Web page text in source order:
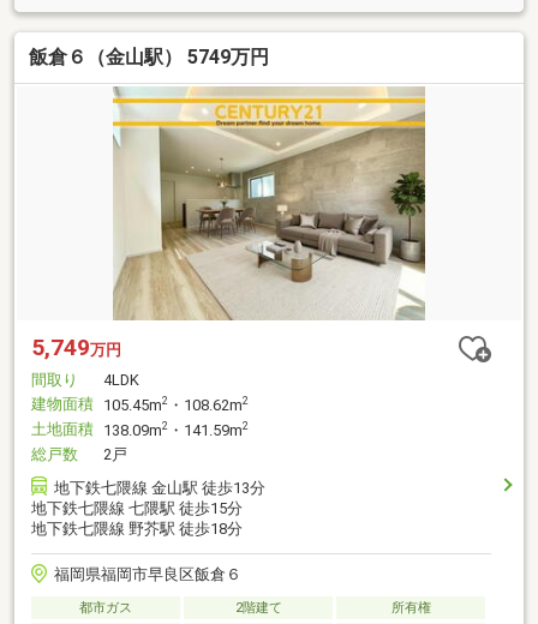
飯倉６（金山駅） 5749万円
5,749万円
間取り
4LDK
建物面積 105.45m2 ・108.62m2
土地面積 138.09m2 ・141.59m2
総戸数
2戸
地下鉄七隈線 金山駅 徒歩13分
地下鉄七隈線 七隈駅 徒歩15分
地下鉄七隈線 野芥駅 徒歩18分
福岡県福岡市早良区飯倉６
都市ガス 2階建て
所有権